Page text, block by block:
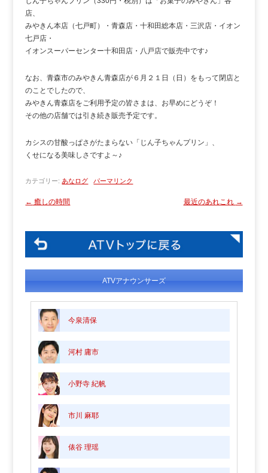
店、
みやきん本店（七戸町）・青森店・十和田総本店・三沢店・イオン
七戸店・
イオンスーパーセンター十和田店・八戸店で販売中です♪
なお、青森市のみやきん青森店が６月２１日（日）をもって閉店と
のことでしたので、
みやきん青森店をご利用予定の皆さまは、お早めにどうぞ！
その他の店舗では引き続き販売予定です。
カシスの甘酸っぱさがたまらない「じん子ちゃんプリン」、
くせになる美味しさですよ～♪
カテゴリー: あなログ パーマリンク
← 癒しの時間 最近のあれこれ →
ATVアナウンサーズ
今泉清保
河村 庸市
小野寺 紀帆
市川 麻耶
俵谷 理瑶